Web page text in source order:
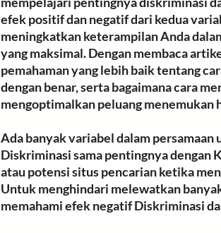
efek positif dan negatif dari kedua
meningkatkan keterampilan Anda
yang maksimal. Dengan membaca
pemahaman yang lebih baik tentang
dengan benar, serta bagaimana cara
mengoptimalkan peluang menemukan
Ada banyak variabel dalam
Diskriminasi sama pentingnya dengan
atau potensi situs pencarian ketika
Untuk menghindari melewatkan
memahami efek negatif Diskriminasi